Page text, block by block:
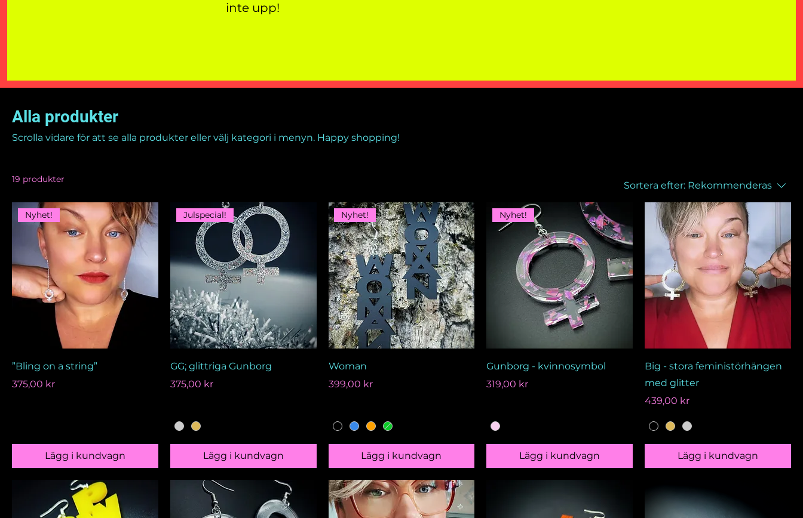
inte upp!
Alla produkter
Scrolla vidare för att se alla produkter eller välj kategori i menyn. Happy shopping!
19 produkter
Sortera efter: Rekommenderas
Nyhet!
”Bling on a string”
Pris
375,00 kr
Lägg i kundvagn
Julspecial!
GG; glittriga Gunborg
Pris
375,00 kr
Lägg i kundvagn
Nyhet!
Woman
Pris
399,00 kr
Lägg i kundvagn
Nyhet!
Gunborg - kvinnosymbol
Pris
319,00 kr
Lägg i kundvagn
Big - stora feministörhängen
med glitter
Pris
439,00 kr
Lägg i kundvagn